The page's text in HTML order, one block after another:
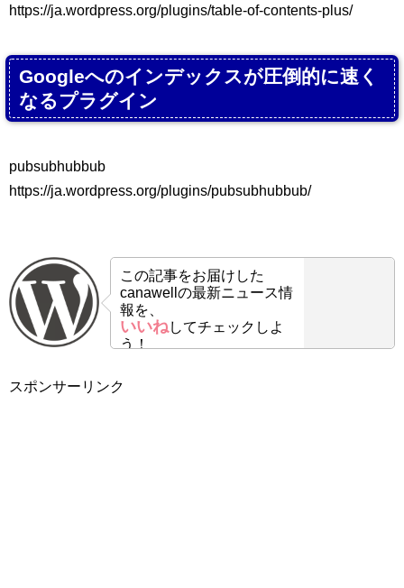
https://ja.wordpress.org/plugins/table-of-contents-plus/
Googleへのインデックスが圧倒的に速く
なるプラグイン
pubsubhubbub
https://ja.wordpress.org/plugins/pubsubhubbub/
この記事をお届けした
canawellの最新ニュース情
報を、
いいねしてチェックしよ
う！
スポンサーリンク